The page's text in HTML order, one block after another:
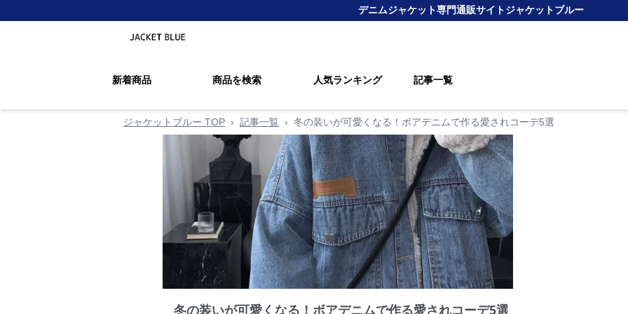
デニムジャケット専門通販サイトジャケットブルー
新着商品 商品を検索 人気ランキング 記事一覧
ジャケットブルー TOP › 記事一覧 › 冬の装いが可愛くなる！ボアデニムで作る愛されコーデ5選
冬の装いが可愛くなる！ボアデニムで作る愛されコーデ5選